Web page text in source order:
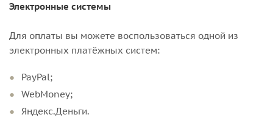
Электронные системы
Для оплаты вы можете воспользоваться одной из
электронных платёжных систем:
PayPal;
WebMoney;
Яндекс.Деньги.